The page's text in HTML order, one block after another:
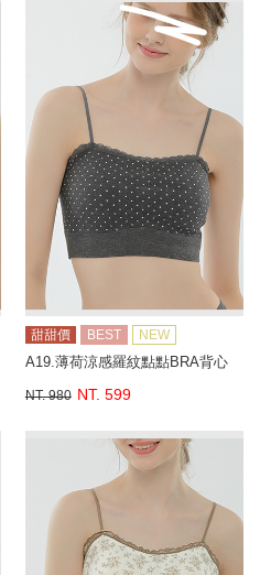
甜甜價 BEST NEW
A19.薄荷涼感羅紋點點BRA背心
NT. 980 NT. 599